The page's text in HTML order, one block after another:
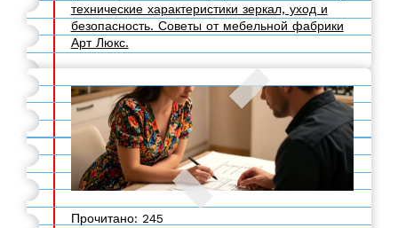
технические характеристики зеркал, уход и
безопасность. Советы от мебельной фабрики
Арт Люкс.
Прочитано: 245